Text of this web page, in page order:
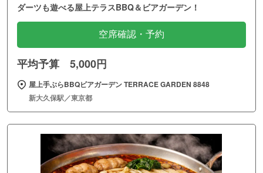
ダーツも遊べる屋上テラスBBQ＆ビアガーデン！
空席確認・予約
平均予算 5,000円
屋上手ぶらBBQビアガーデン TERRACE GARDEN 8848
新大久保駅／東京都